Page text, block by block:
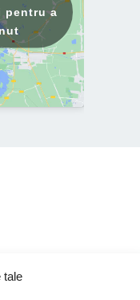
tale
pentru a